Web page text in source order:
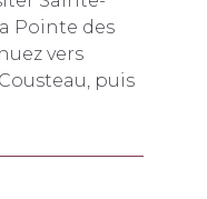
Pointe des
vers
puis